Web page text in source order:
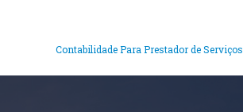
Contabilidade Para Prestador de Serviços